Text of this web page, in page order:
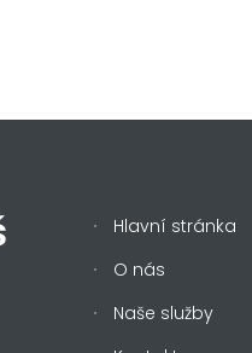
Hlavní stránka
O nás
Naše služby